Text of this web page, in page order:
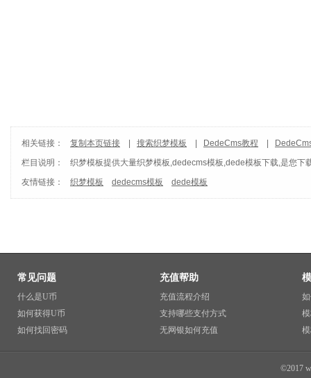
相关链接： 复制本页链接 搜索织梦模板 DedeCms教程
栏目说明：
织梦模板提供大量织梦模板,dedecms模板,dede模板下载,是您
友情链接：
织梦模板 dedecms模板 dede模板
常见问题
什么是U币
如何获得U币
如何找回密码
充值帮助
充值流程介绍
支持哪些支付方式
无网银如何充值
©2017